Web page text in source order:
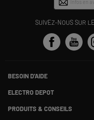
SUIVEZ-NOUS SUR
BESOIN D'AIDE
Suivre ma commande
Modifier ou annuler ma
SAV
ELECTRO DEPOT
PRODUITS & CONSEILS